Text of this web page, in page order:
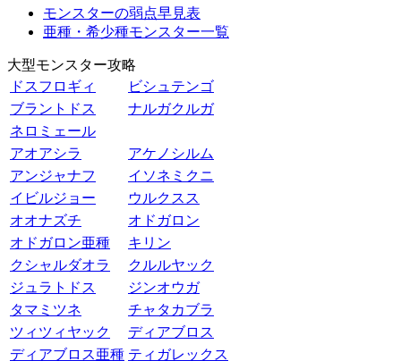
モンスターの弱点早見表
亜種・希少種モンスター一覧
大型モンスター攻略
ドスフロギィ
ビシュテンゴ
ブラントドス
ナルガクルガ
ネロミェール
アオアシラ
アケノシルム
アンジャナフ
イソネミクニ
イビルジョー
ウルクスス
オオナズチ
オドガロン
オドガロン亜種
キリン
クシャルダオラ
クルルヤック
ジュラトドス
ジンオウガ
タマミツネ
チャタカブラ
ツィツィヤック
ディアブロス
ディアブロス亜種 ティガレックス